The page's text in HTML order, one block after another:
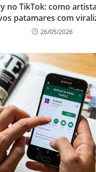
no TikTok: como
patamares com
26/05/2026